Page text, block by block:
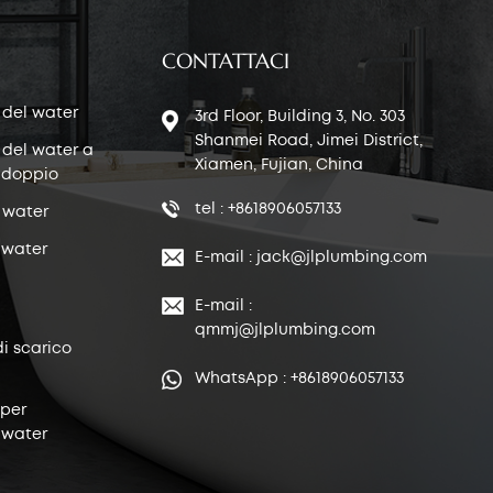
water
water a
water
scarico
CONTATTACI
3rd Floor, Building 3, No. 303
Shanmei Road, Jimei District,
Xiamen, Fujian, China
tel : +8618906057133
E-mail : jack@jlplumbing.com
E-mail :
qmmj@jlplumbing.com
WhatsApp : +8618906057133